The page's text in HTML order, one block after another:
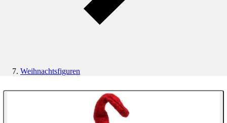
Weihnachtsfiguren